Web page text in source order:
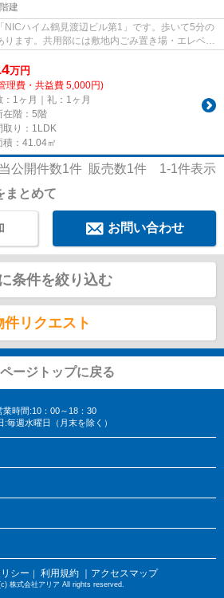
建
NICハイム鶴見渡辺ビル第1」です。歩いて5分の
ります。共用部には敷地内ごみ置き場・エレベー
万円
理費・共益費 5,000円)
：1ヶ月｜礼：1ヶ月
在階：5階
取り：1LDK
積：41.04㎡
公開件数1件 販売数1件 1-1件表示
まとめて
お問い合わせ
条件を絞り込む
件リクエスト
ページトップに戻る
業時間:10：00～18：30
:毎週水曜日（月末を除く）
シー ｜ 利用規約 ｜アクセスマップ
株式会社アリア All rights reserved.